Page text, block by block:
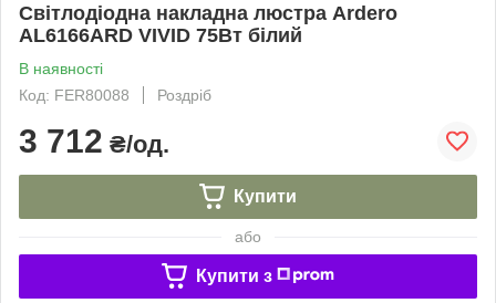
Світлодіодна накладна люстра Ardero
AL6166ARD VIVID 75Вт білий
В наявності
Код: FER80088
Роздріб
3 712 ₴/од.
Купити
або
Купити з